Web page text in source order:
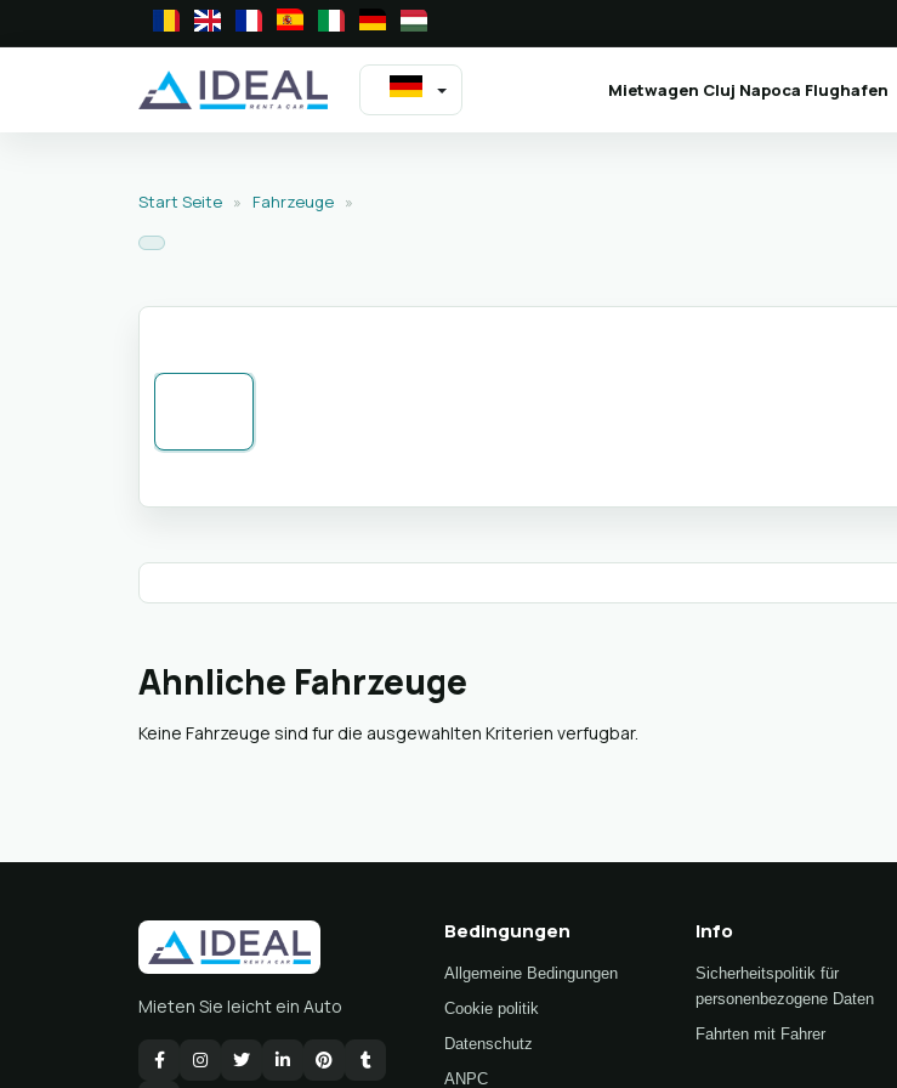
Mietwagen Cluj Napoca Flughafen
Start Seite » Fahrzeuge »
Ahnliche Fahrzeuge
Keine Fahrzeuge sind fur die ausgewahlten Kriterien verfugbar.
Mieten Sie leicht ein Auto
Bedingungen
Allgemeine Bedingungen
Cookie politik
Datenschutz
ANPC
Info
Sicherheitspolitik für
personenbezogene Daten
Fahrten mit Fahrer